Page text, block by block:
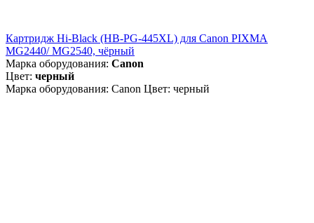
Картридж Hi-Black (HB-PG-445XL) для Canon PIXMA
MG2440/ MG2540, чёрный
Марка оборудования: Canon
Цвет: черный
Марка оборудования: Canon Цвет: черный